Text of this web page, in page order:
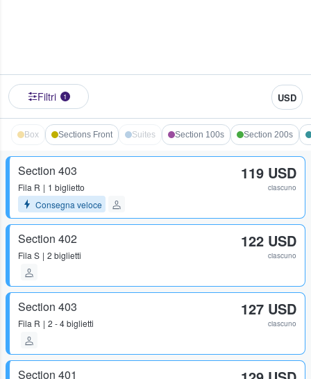
Filtri 1 USD
Box Sections Front Suites Section 100s Section 200s
Section 403
Fila R
1 biglietto
Consegna veloce
119 USD
ciascuno
Section 402
Fila S 2 biglietti
122 USD
ciascuno
Section 403
Fila R 2 - 4 biglietti
127 USD
ciascuno
Section 401